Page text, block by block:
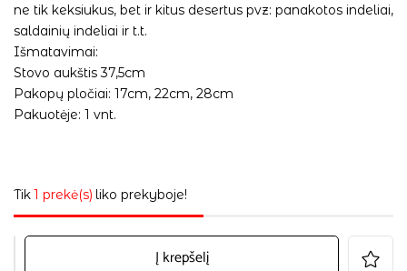
ne tik keksiukus, bet ir kitus desertus pvz: panakotos indeliai,
saldainių indeliai ir t.t.
Išmatavimai:
Stovo aukštis 37,5cm
Pakopų pločiai: 17cm, 22cm, 28cm
Pakuotėje: 1 vnt.
Tik1 prekė(s) liko prekyboje!
Į krepšelį